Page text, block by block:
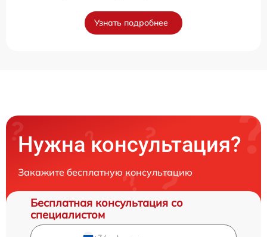
Узнать подробнее
Нужна консультация?
Закажите бесплатную консультацию
Бесплатная консультация со
специалистом